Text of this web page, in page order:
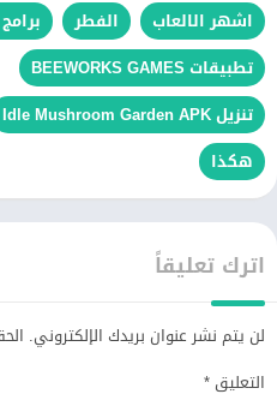
اشهر الالعاب
الفطر
برامج BEEWORKS GAMES
تطبيقات BEEWORKS GAMES
تنزيل Idle Mushroom Garden APK
هكذا
اترك تعليقاً
لن يتم نشر عنوان بريدك الإلكتروني.
التعليق *